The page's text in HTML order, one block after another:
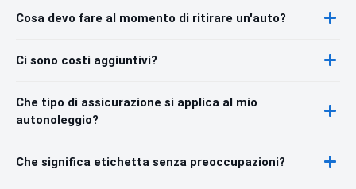
Cosa devo fare al momento di ritirare un'auto?
Ci sono costi aggiuntivi?
Che tipo di assicurazione si applica al mio
autonoleggio?
Che significa etichetta senza preoccupazioni?